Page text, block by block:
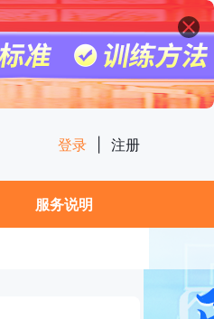
登录 注册
服务说明